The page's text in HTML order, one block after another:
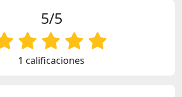
5/5
1 calificaciones